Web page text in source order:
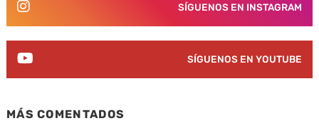
SÍGUENOS EN INSTAGRAM
SÍGUENOS EN YOUTUBE
MÁS COMENTADOS